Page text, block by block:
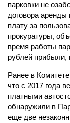
парковки не
договора аренды
плату за
прокуратуры,
время работы
рублей прибыли,
Ранее в
что с 2017 года
платными
обнаружили в
еще две